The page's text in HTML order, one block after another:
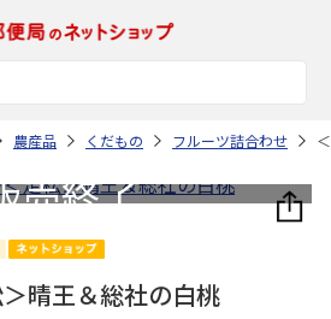
農産品 くだもの フルーツ詰合わせ
晴王＆総社の白桃